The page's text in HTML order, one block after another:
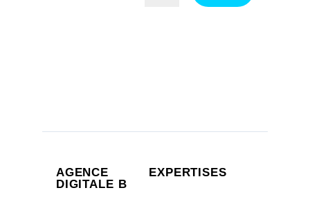
AGENCE
DIGITALE B
EXPERTISES